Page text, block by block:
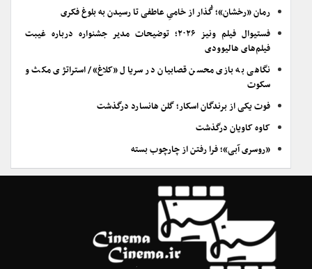
رمان «رخشان»؛ گُذار از خامیِ عاطفی تا رسیدن به بلوغ فکری
فستیوال فیلم ونیز ۲۰۲۶؛ توضیحات مدیر جشنواره درباره غیبت
فیلم‌های هالیوودی
نگاهی به بازی محسن قصابیان در سریال «کلاغ»/ استراتژی مکث و
سکوت
فوت یکی از برندگان اسکار؛ گلن هانسارد درگذشت
کاوه کاویان درگذشت
«روسری آبی»؛ فرا رفتن از چارچوب بسته